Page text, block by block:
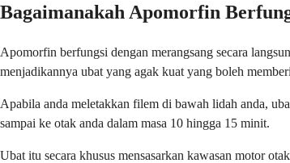
Bagaimanakah Apomorfin
Apomorfin berfungsi dengan merangsang secara
menjadikannya ubat yang agak kuat yang boleh
Apabila anda meletakkan filem di bawah lidah anda,
sampai ke otak anda dalam masa 10 hingga 15 minit.
Ubat itu secara khusus mensasarkan kawasan motor